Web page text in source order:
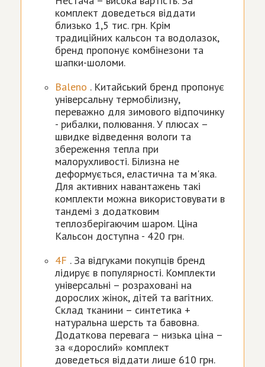
комплект доведеться віддати
близько 1,5 тис. грн. Крім
традиційних кальсон та водолазок,
бренд пропонує комбінезони та
шапки-шоломи.
Baleno . Китайський бренд пропонує
універсальну термобілизну,
переважно для зимового відпочинку
- рибалки, полювання. У плюсах –
швидке відведення вологи та
збереження тепла при
малорухливості. Білизна не
деформується, еластична та м'яка.
Для активних навантажень такі
комплекти можна використовувати в
тандемі з додатковим
теплозберігаючим шаром. Ціна
Кальсон доступна - 420 грн.
4F . За відгуками покупців бренд
лідирує в популярності. Комплекти
універсальні – розраховані на
дорослих жінок, дітей та вагітних.
Склад тканини – синтетика +
натуральна шерсть та бавовна.
Додаткова перевага – низька ціна –
за «дорослий» комплект
доведеться віддати лише 610 грн.